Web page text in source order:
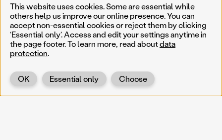
This website uses cookies. Some are essential while
others help us improve our online presence. You can
accept non-essential cookies or reject them by clicking
‘Essential only’. Access and edit your settings anytime in
the page footer. To learn more, read aboutdata
protection.
Choose
Essential only
OK